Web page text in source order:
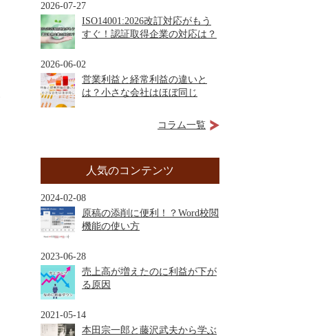
2026-07-27
ISO14001:2026改訂対応がもう
すぐ！認証取得企業の対応は？
2026-06-02
営業利益と経常利益の違いと
は？小さな会社はほぼ同じ
コラム一覧
人気のコンテンツ
2024-02-08
原稿の添削に便利！？Word校閲
機能の使い方
2023-06-28
売上高が増えたのに利益が下が
る原因
2021-05-14
本田宗一郎と藤沢武夫から学ぶ